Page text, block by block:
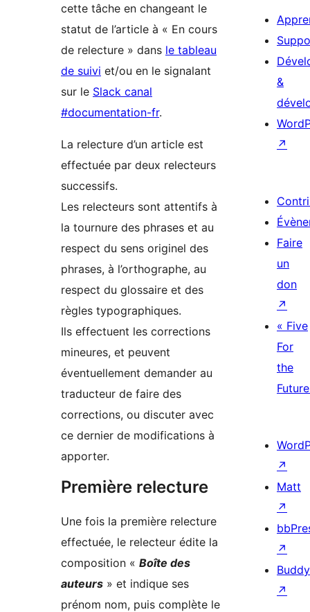
cette tâche en changeant le
statut de l’article à « En cours
de relecture » dans le tableau
de suivi et/ou en le signalant
sur le Slack canal
#documentation-fr.
La relecture d’un article est
effectuée par deux relecteurs
successifs.
Les relecteurs sont attentifs à
la tournure des phrases et au
respect du sens originel des
phrases, à l’orthographe, au
respect du glossaire et des
règles typographiques.
Ils effectuent les corrections
mineures, et peuvent
éventuellement demander au
traducteur de faire des
corrections, ou discuter avec
ce dernier de modifications à
apporter.
Première relecture
Une fois la première relecture
effectuée, le relecteur édite la
composition « Boîte des
auteurs » et indique ses
prénom nom, puis complète le
&
↗
Faire
un
don
↗
« Five
For
the
↗
Matt
↗
↗
↗